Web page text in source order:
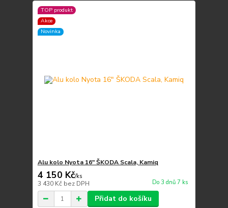
TOP produkt
Akce
Novinka
Alu kolo Nyota 16" ŠKODA Scala, Kamiq
4 150 Kč/ks
3 430 Kč bez DPH Do 3 dnů 7 ks
Přidat do košíku